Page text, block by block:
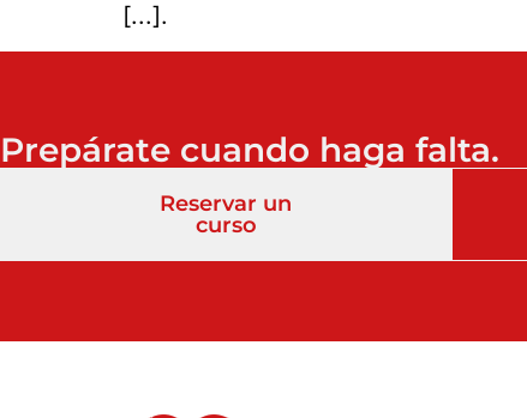
[...].
Prepárate cuando haga falta.
Reservar un
curso